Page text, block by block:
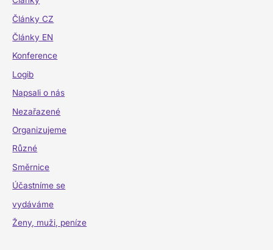
Články CZ
Články EN
Konference
Logib
Napsali o nás
Nezařazené
Organizujeme
Různé
Směrnice
Účastníme se
vydáváme
Ženy, muži, peníze